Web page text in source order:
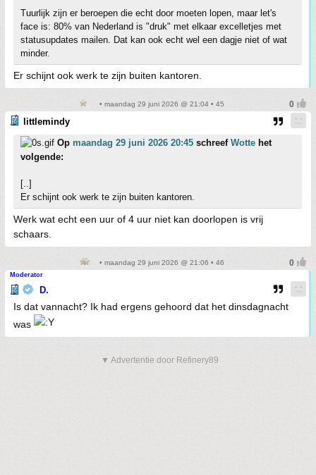
Tuurlijk zijn er beroepen die echt door moeten lopen, maar let's
face is: 80% van Nederland is "druk" met elkaar excelletjes met
statusupdates mailen. Dat kan ook echt wel een dagje niet of wat
minder.
Er schijnt ook werk te zijn buiten kantoren.
• maandag 29 juni 2026 @ 21:04 • 45
littlemindy
Op maandag 29 juni 2026 20:45 schreef Wotte het
volgende:
[..]
Er schijnt ook werk te zijn buiten kantoren.
Werk wat echt een uur of 4 uur niet kan doorlopen is vrij
schaars.
• maandag 29 juni 2026 @ 21:06 • 46
Moderator
D.
Is dat vannacht? Ik had ergens gehoord dat het dinsdagnacht
was
▼ Advertentie door Refinery89